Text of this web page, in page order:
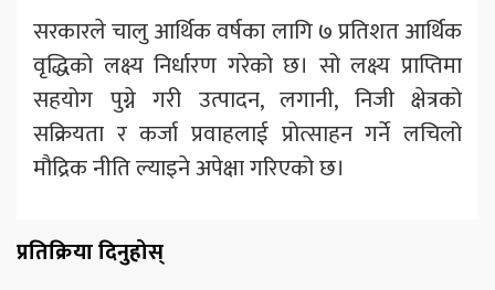
सरकारले चालु आर्थिक वर्षका लागि ७ प्रतिशत आर्थिक
वृद्धिको लक्ष्य निर्धारण गरेको छ। सो लक्ष्य प्राप्तिमा
सहयोग पुग्ने गरी उत्पादन, लगानी, निजी क्षेत्रको
सक्रियता र कर्जा प्रवाहलाई प्रोत्साहन गर्ने लचिलो
मौद्रिक नीति ल्याइने अपेक्षा गरिएको छ।
प्रतिक्रिया दिनुहोस्